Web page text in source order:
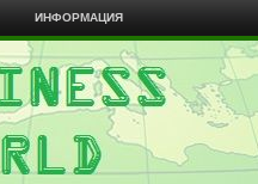
ИНФОРМАЦИЯ